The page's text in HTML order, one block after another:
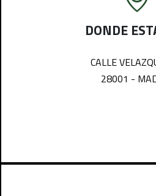
DONDE
CALLE
28001 -